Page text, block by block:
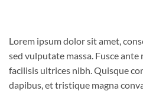
Lorem ipsum dolor sit amet,
sed vulputate massa. Fusce ante
facilisis ultrices nibh. Quisque
dapibus, et tristique magna